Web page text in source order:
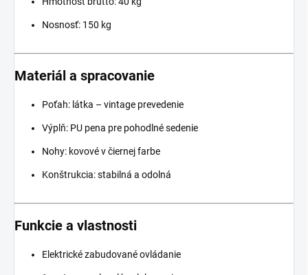
Nosnosť: 150 kg
Materiál a spracovanie
Poťah: látka – vintage prevedenie
Výplň: PU pena pre pohodlné sedenie
Nohy: kovové v čiernej farbe
Konštrukcia: stabilná a odolná
Funkcie a vlastnosti
Elektrické zabudované ovládanie